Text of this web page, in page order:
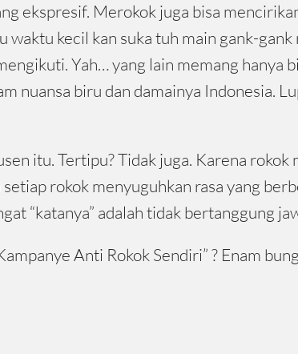
ekspresif. Merokok juga bisa
waktu kecil kan suka tuh main gank-
Yah… yang lain memang
nuansa biru dan damainya Indonesia.
itu. Tertipu? Tidak juga. Karena
rokok menyuguhkan rasa yang
“katanya” adalah tidak bertanggung
Anti Rokok Sendiri” ? Enam